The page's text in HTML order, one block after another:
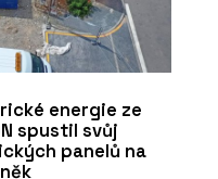
energie ze
spustil svůj
panelů na